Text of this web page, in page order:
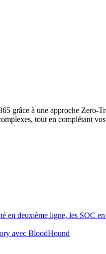
grâce à une approche
tout en complétant
en deuxième ligne, les SOC
avec BloodHound